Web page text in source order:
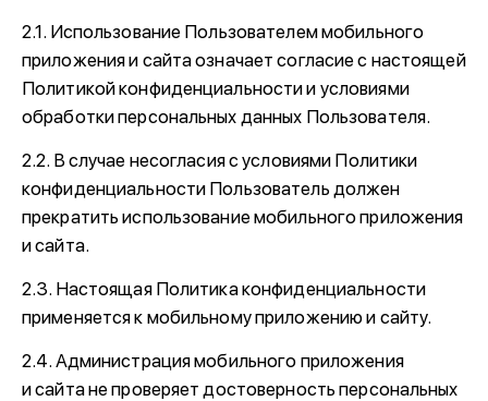
2.1. Использование Пользователем мобильного
приложения и сайта означает согласие с настоящей
Политикой конфиденциальности и условиями
обработки персональных данных Пользователя.
2.2. В случае несогласия с условиями Политики
конфиденциальности Пользователь должен
прекратить использование мобильного приложения
и сайта.
2.3. Настоящая Политика конфиденциальности
применяется к мобильному приложению и сайту.
2.4. Администрация мобильного приложения
и сайта не проверяет достоверность персональных